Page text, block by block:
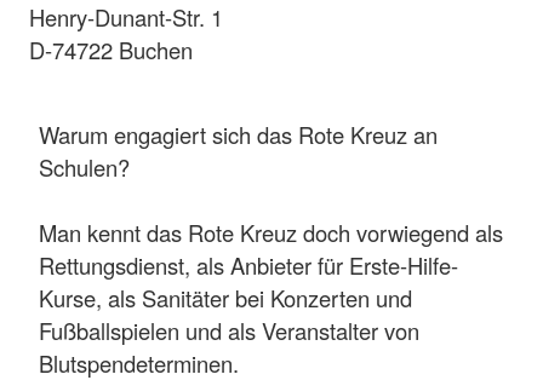
Henry-Dunant-Str. 1
D-74722 Buchen
Warum engagiert sich das Rote Kreuz an
Schulen?
Man kennt das Rote Kreuz doch vorwiegend als
Rettungs­dienst, als Anbieter für Erste-Hilfe-
Kurse, als Sanitäter bei Konzerten und
Fußballspie­len und als Veranstalter von
Blutspendeterminen.